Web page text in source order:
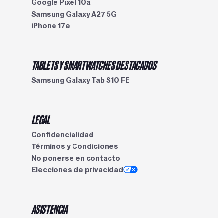
Google Pixel 10a
Samsung Galaxy A27 5G
iPhone 17e
TABLETS Y SMARTWATCHES DESTACADOS
Samsung Galaxy Tab S10 FE
LEGAL
Confidencialidad
Términos y Condiciones
No ponerse en contacto
Elecciones de privacidad
ASISTENCIA